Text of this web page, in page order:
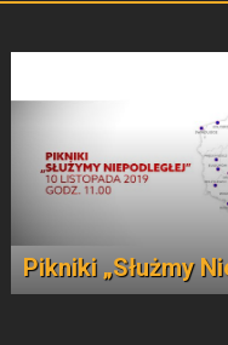
Pikniki „Służmy